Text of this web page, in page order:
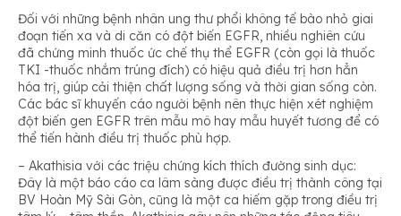
Đối với những bệnh nhân ung thư phổi không tế bào nhỏ giai
đoạn tiến xa và di căn có đột biến EGFR, nhiều nghiên cứu
đã chứng minh thuốc ức chế thụ thể EGFR (còn gọi là thuốc
TKI -thuốc nhắm trúng đích) có hiệu quả điều trị hơn hẳn
hóa trị, giúp cải thiện chất lượng sống và thời gian sống còn.
Các bác sĩ khuyến cáo người bệnh nên thực hiện xét nghiệm
đột biến gen EGFR trên mẫu mô hay mẫu huyết tương để có
thể tiến hành điều trị thuốc phù hợp.
– Akathisia với các triệu chứng kích thích đường sinh dục:
Đây là một báo cáo ca lâm sàng được điều trị thành công tại
BV Hoàn Mỹ Sài Gòn, cũng là một ca hiếm gặp trong điều trị